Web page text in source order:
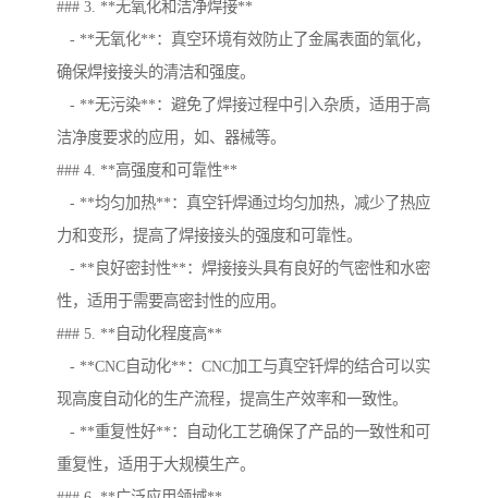
### 3. **无氧化和洁净焊接**
- **无氧化**：真空环境有效防止了金属表面的氧化，
确保焊接接头的清洁和强度。
- **无污染**：避免了焊接过程中引入杂质，适用于高
洁净度要求的应用，如、器械等。
### 4. **高强度和可靠性**
- **均匀加热**：真空钎焊通过均匀加热，减少了热应
力和变形，提高了焊接接头的强度和可靠性。
- **良好密封性**：焊接接头具有良好的气密性和水密
性，适用于需要高密封性的应用。
### 5. **自动化程度高**
- **CNC自动化**：CNC加工与真空钎焊的结合可以实
现高度自动化的生产流程，提高生产效率和一致性。
- **重复性好**：自动化工艺确保了产品的一致性和可
重复性，适用于大规模生产。